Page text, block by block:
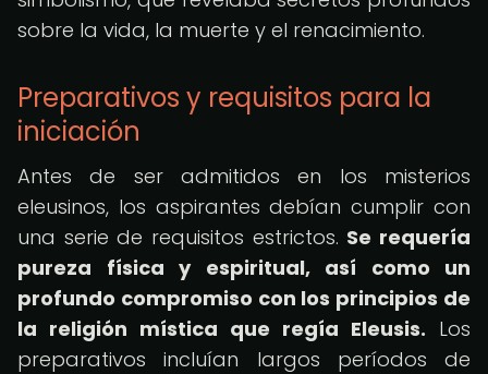
sobre la vida, la muerte y el renacimiento.
Preparativos y requisitos para la
iniciación
Antes de ser admitidos en los misterios
eleusinos, los aspirantes debían cumplir con
una serie de requisitos estrictos. Se requería
pureza física y espiritual, así como un
profundo compromiso con los principios de
la religión mística que regía Eleusis. Los
preparativos incluían largos períodos de